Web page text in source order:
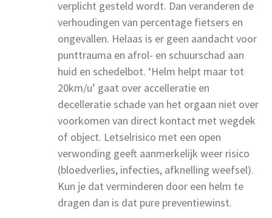
verplicht gesteld wordt. Dan veranderen de
verhoudingen van percentage fietsers en
ongevallen. Helaas is er geen aandacht voor
punttrauma en afrol- en schuurschad aan
huid en schedelbot. ‘Helm helpt maar tot
20km/u’ gaat over accelleratie en
decelleratie schade van het orgaan niet over
voorkomen van direct kontact met wegdek
of object. Letselrisico met een open
verwonding geeft aanmerkelijk weer risico
(bloedverlies, infecties, afknelling weefsel).
Kun je dat verminderen door een helm te
dragen dan is dat pure preventiewinst.